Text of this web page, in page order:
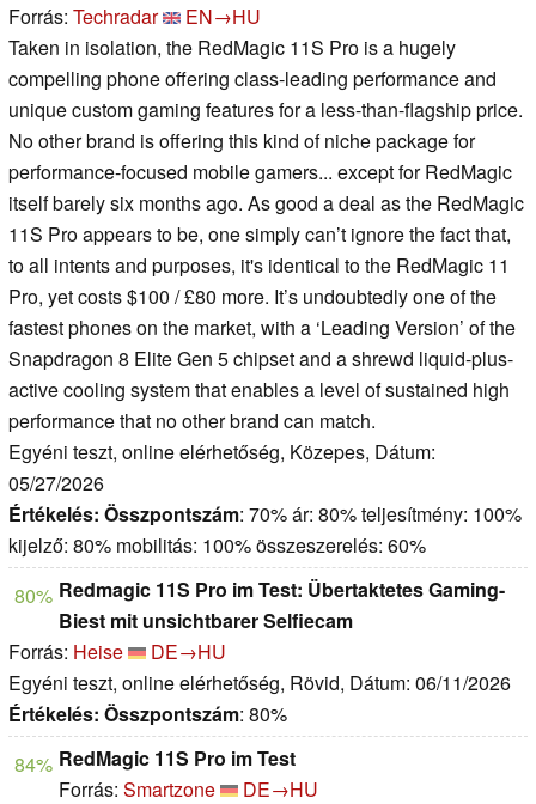
Forrás: Techradar
EN→HU
Taken in isolation, the RedMagic 11S Pro is a hugely
compelling phone offering class-leading performance and
unique custom gaming features for a less-than-flagship price.
No other brand is offering this kind of niche package for
performance-focused mobile gamers... except for RedMagic
itself barely six months ago. As good a deal as the RedMagic
11S Pro appears to be, one simply can’t ignore the fact that,
to all intents and purposes, it's identical to the RedMagic 11
Pro, yet costs $100 / £80 more. It’s undoubtedly one of the
fastest phones on the market, with a ‘Leading Version’ of the
Snapdragon 8 Elite Gen 5 chipset and a shrewd liquid-plus-
active cooling system that enables a level of sustained high
performance that no other brand can match.
Egyéni teszt, online elérhetőség, Közepes, Dátum:
05/27/2026
Értékelés: Összpontszám: 70% ár: 80% teljesítmény: 100%
kijelző: 80% mobilitás: 100% összeszerelés: 60%
80% Redmagic 11S Pro im Test: Übertaktetes Gaming-
Biest mit unsichtbarer Selfiecam
Forrás: Heise
DE→HU
Egyéni teszt, online elérhetőség, Rövid, Dátum: 06/11/2026
Értékelés: Összpontszám: 80%
84% RedMagic 11S Pro im Test
Forrás: Smartzone
DE→HU